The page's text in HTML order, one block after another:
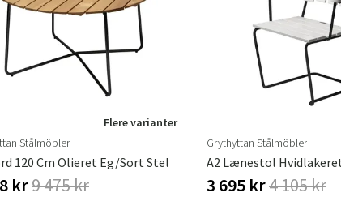
Flere varianter
Stålmöbler
120 Cm Olieret Eg/sort Stel
kr9 475 kr
Grythyttan Stålmöbler
3 695 kr4 105 kr